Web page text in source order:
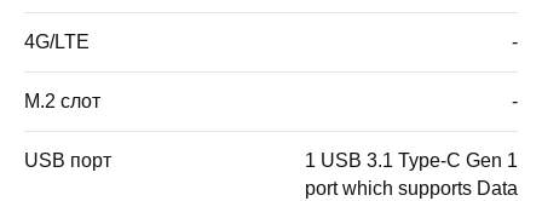
4G/LTE -
M.2 слот -
USB порт
1 USB 3.1 Type-C Gen 1
port which supports Data